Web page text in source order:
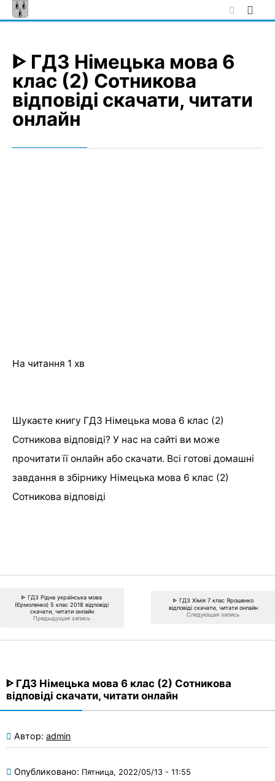
Skip
to
ᐈ ГДЗ Німецька мова 6
клас (2) Сотникова
відповіді скачати, читати
онлайн
На читання 1 хв
Шукаєте книгу ГДЗ Німецька мова 6 клас (2)
Сотникова відповіді? У нас на сайті ви може
прочитати її онлайн або скачати. Всі готові домашні
завдання в збірнику Німецька мова 6 клас (2)
Сотникова відповіді
ᐈ ГДЗ Рідна українська мова
(Єрмоленко) 5 клас 2018 відповіді
скачати, читати онлайн
Предыдущая запись
ᐈ ГДЗ Хімія 7 клас Ярошенко
відповіді скачати, читати онлайн
Следующая запись
ᐈ ГДЗ Німецька мова 6 клас (2) Сотникова
відповіді скачати, читати онлайн
Автор: admin
Опубликовано: Пятница, 2022/05/13 - 11:55